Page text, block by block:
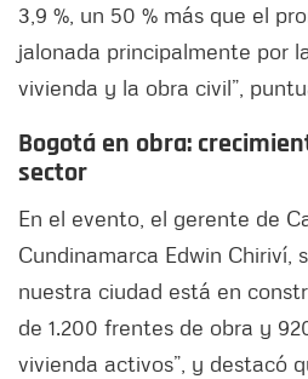
3,9 %, un 50 % más que el
jalonada principalmente por
vivienda y la obra civil”,
Bogotá en obra:
sector
En el evento, el gerente de
Cundinamarca Edwin Chiriví,
nuestra ciudad está en
de 1.200 frentes de obra y
vivienda activos”, y destacó